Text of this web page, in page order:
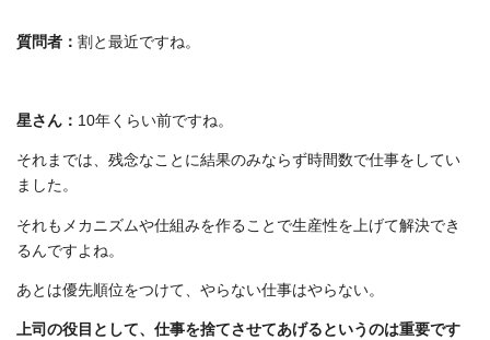
質問者： 割と最近ですね。
星さん： 10年くらい前ですね。
それまでは、残念なことに結果のみならず時間数で仕事をしてい
ました。
それもメカニズムや仕組みを作ることで生産性を上げて解決でき
るんですよね。
あとは優先順位をつけて、やらない仕事はやらない。
上司の役目として、仕事を捨てさせてあげるというのは重要です